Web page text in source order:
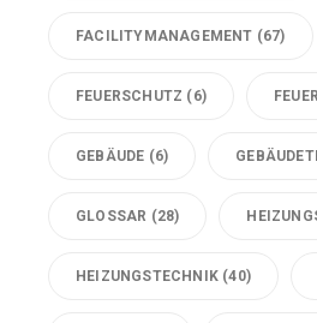
FACILITYMANAGEMENT (67)
FEUERSCHUTZ (6)
GEBÄUDE (6)
GLOSSAR (28)
HEIZUNGSTECHNIK (40)